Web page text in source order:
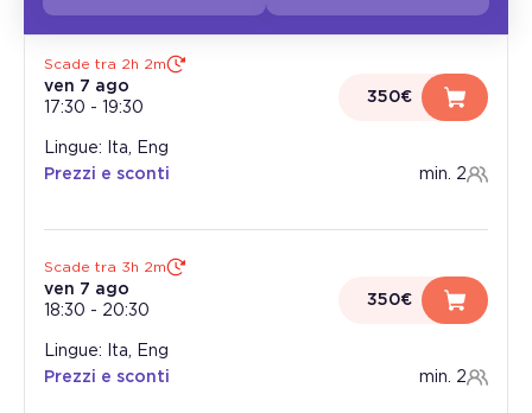
Scade tra 2h 2m
ven 7 ago
17:30 - 19:30
350€
Lingue: Ita, Eng
Prezzi e sconti
min. 2
Scade tra 3h 2m
ven 7 ago
18:30 - 20:30
350€
Lingue: Ita, Eng
Prezzi e sconti
min. 2